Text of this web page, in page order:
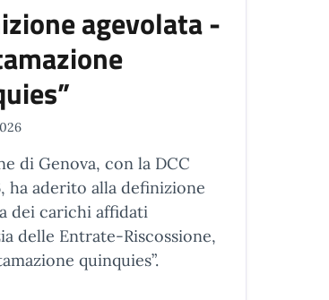
agevolata -
di Genova, con la DCC
ha aderito alla definizione
dei carichi affidati
delle Entrate-Riscossione,
quinquies”.